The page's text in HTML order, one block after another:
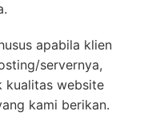
apabila klien
servernya,
kualitas website
kami berikan.